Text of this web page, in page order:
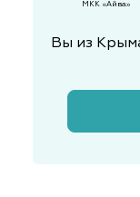
МКК «Айва»
Вы из